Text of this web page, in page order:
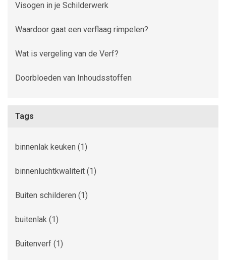
Visogen in je Schilderwerk
Waardoor gaat een verflaag rimpelen?
Wat is vergeling van de Verf?
Doorbloeden van Inhoudsstoffen
Tags
binnenlak keuken (1)
binnenluchtkwaliteit (1)
Buiten schilderen (1)
buitenlak (1)
Buitenverf (1)